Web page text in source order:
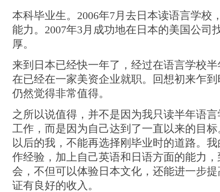
本科毕业生。2006年7月去日本读语言学校
能力。2007年3月成功地在日本的美国公司
厚。
来到日本已经快一年了，经过在语言学校
在已经在一家美资企业就职。回想初来乍
仍然觉得非常值得。
之所以说值得，并不是因为我只读半年语
工作，而是因为自己达到了一直以来的目
以后的我，不能再选择刚毕业时的道路。
作经验，加上自己英语和日语方面的能力
会，不但可以体验日本文化，还能进一步
证有良好的收入。